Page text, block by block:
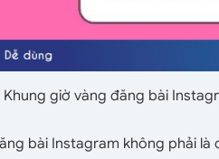
Khung giờ vàng đăng bài
bài Instagram không phải